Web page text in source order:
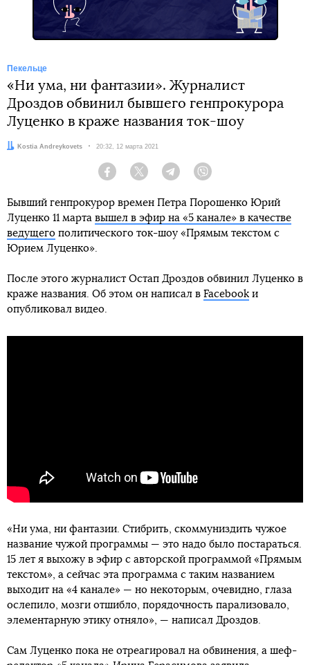
Пекельце
«Ни ума, ни фантазии». Журналист
Дроздов обвинил бывшего генпрокурора
Луценко в краже названия ток-шоу
Автор:Kostia Andreykovets Дата:
20:32, 12 марта 2021
Facebook Twitter Telegram
Бывший генпрокурор времен Петра Порошенко Юрий
Луценко 11 марта вышел в эфир на «5 канале» в качестве
ведущего политического ток-шоу «Прямым текстом с
Юрием Луценко».
После этого журналист Остап Дроздов обвинил Луценко в
краже названия. Об этом он написал в Facebook и
опубликовал видео.
«Ни ума, ни фантазии. Стибрить, скоммуниздить чужое
название чужой программы — это надо было постараться.
15 лет я выхожу в эфир с авторской программой «Прямым
текстом», а сейчас эта программа с таким названием
выходит на «4 канале» — но некоторым, очевидно, глаза
ослепило, мозги отшибло, порядочность парализовало,
элементарную этику отняло», — написал Дроздов.
Сам Луценко пока не отреагировал на обвинения, а шеф-